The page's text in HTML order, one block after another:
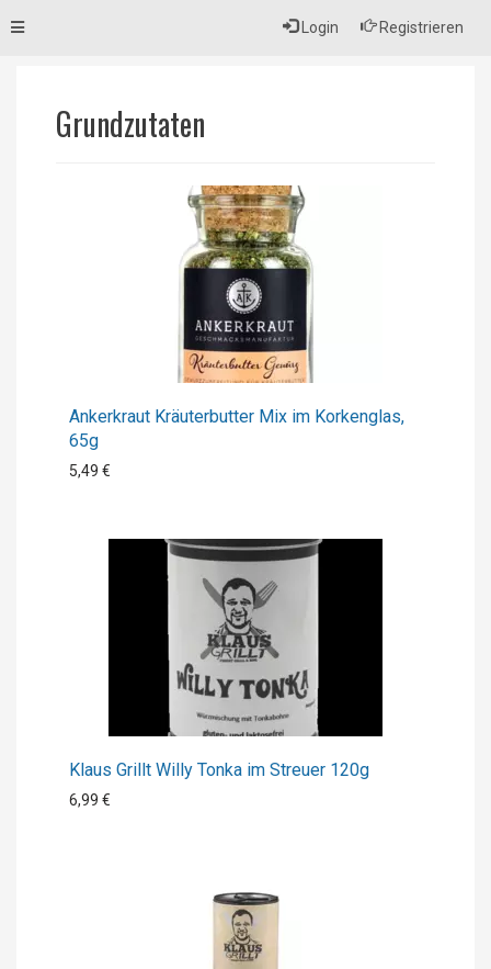
Login Registrieren
Toggle
Grundzutaten
Ankerkraut Kräuterbutter Mix im Korkenglas,
65g
5,49 €
Klaus Grillt Willy Tonka im Streuer 120g
6,99 €